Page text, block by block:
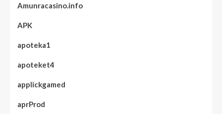
Amunracasino.info
APK
apoteka1
apoteket4
applickgamed
aprProd